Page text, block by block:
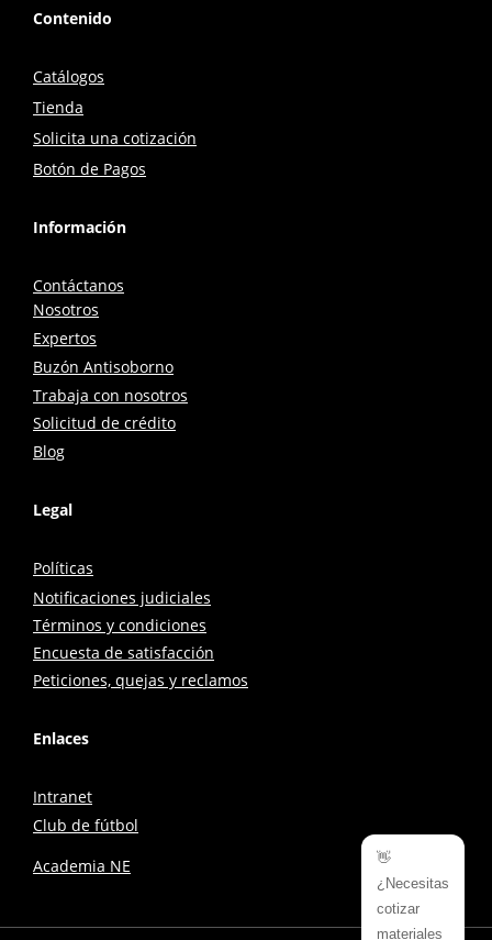
Contenido
Catálogos
Tienda
Solicita una cotización
Botón de Pagos
Información
Contáctanos
Nosotros
Expertos
Buzón Antisoborno
Trabaja con nosotros
Solicitud de crédito
Blog
Legal
Políticas
Notificaciones judiciales
Términos y condiciones
Encuesta de satisfacción
Peticiones, quejas y reclamos
Enlaces
Intranet
Club de fútbol
Academia NE
👋
¿Necesitas
cotizar
materiales